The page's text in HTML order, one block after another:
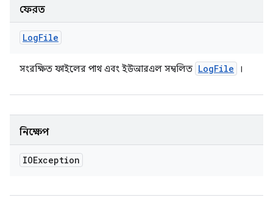
ফেরত
LogFile
সংরক্ষিত ফাইলের পাথ এবং ইউআরএল সম্বলিত LogFile ।
নিক্ষেপ
IOException